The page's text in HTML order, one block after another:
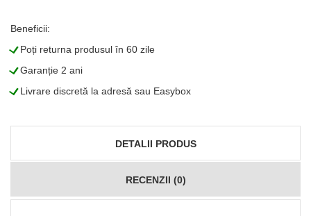
Beneficii:
LPoți returna produsul în 60 zile
LGaranție 2 ani
LLivrare discretă la adresă sau Easybox
DETALII PRODUS
RECENZII (0)